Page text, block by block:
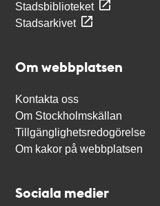
Stadsbiblioteket
Stadsarkivet
Om webbplatsen
Kontakta oss
Om Stockholmskällan
Tillgänglighetsredogörelse
Om kakor på webbplatsen
Sociala medier